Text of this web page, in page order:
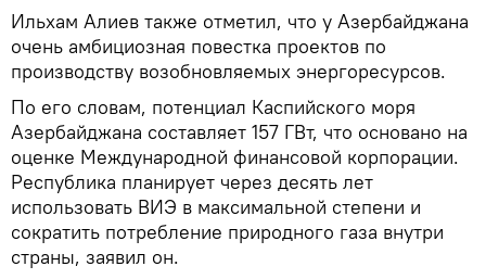
Ильхам Алиев также отметил, что у Азербайджана
очень амбициозная повестка проектов по
производству возобновляемых энергоресурсов.
По его словам, потенциал Каспийского моря
Азербайджана составляет 157 ГВт, что основано на
оценке Международной финансовой корпорации.
Республика планирует через десять лет
использовать ВИЭ в максимальной степени и
сократить потребление природного газа внутри
страны, заявил он.